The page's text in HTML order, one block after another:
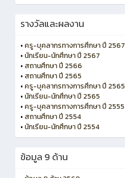
รางวัลและผลงาน
• ครู-บุคลากรทางการศึกษา ปี 2567
• นักเรียน-นักศึกษา ปี 2567
• สถานศึกษา ปี 2566
• สถานศึกษา ปี 2565
• ครู-บุคลากรทางการศึกษา ปี 2565
• นักเรียน-นักศึกษา ปี 2565
• ครู-บุคลากรทางการศึกษา ปี 2555
• สถานศึกษา ปี 2554
• นักเรียน-นักศึกษา ปี 2554
ข้อมูล 9 ด้าน